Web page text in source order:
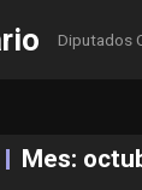
Diputados
Mes: